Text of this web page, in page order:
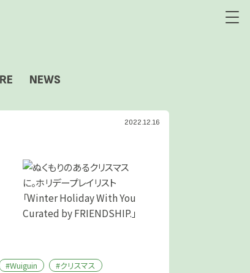
NEWS
2022.12.16
#Wuiguin #クリスマス